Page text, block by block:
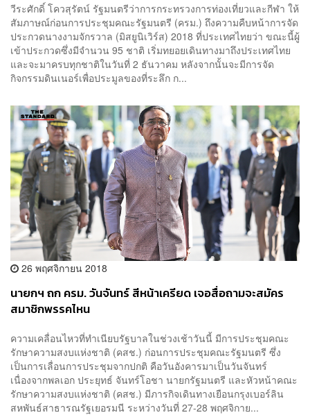
วีระศักดิ์ โควสุรัตน์ รัฐมนตรีว่าการกระทรวงการท่องเที่ยวและกีฬา ให้
สัมภาษณ์ก่อนการประชุมคณะรัฐมนตรี (ครม.) ถึงความคืบหน้าการจัด
ประกวดนางงามจักรวาล (มิสยูนิเวิร์ส) 2018 ที่ประเทศไทยว่า ขณะนี้ผู้
เข้าประกวดซึ่งมีจำนวน 95 ชาติ เริ่มทยอยเดินทางมาถึงประเทศไทย
และจะมาครบทุกชาติในวันที่ 2 ธันวาคม หลังจากนั้นจะมีการจัด
กิจกรรมดินเนอร์เพื่อประมูลของที่ระลึก ก...
26 พฤศจิกายน 2018
นายกฯ ถก ครม. วันจันทร์ สีหน้าเครียด เจอสื่อถามจะสมัคร
สมาชิกพรรคไหน
ความเคลื่อนไหวที่ทำเนียบรัฐบาลในช่วงเช้าวันนี้ มีการประชุมคณะ
รักษาความสงบแห่งชาติ (คสช.) ก่อนการประชุมคณะรัฐมนตรี ซึ่ง
เป็นการเลื่อนการประชุมจากปกติ คือวันอังคารมาเป็นวันจันทร์
เนื่องจากพลเอก ประยุทธ์ จันทร์โอชา นายกรัฐมนตรี และหัวหน้าคณะ
รักษาความสงบแห่งชาติ (คสช.) มีภารกิจเดินทางเยือนกรุงเบอร์ลิน
สหพันธ์สาธารณรัฐเยอรมนี ระหว่างวันที่ 27-28 พฤศจิกาย...